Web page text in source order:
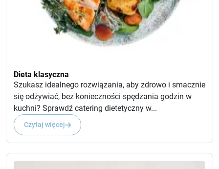
Dieta klasyczna
Szukasz idealnego rozwiązania, aby zdrowo i smacznie
się odżywiać, bez konieczności spędzania godzin w
kuchni? Sprawdź catering dietetyczny w...
Czytaj więcej